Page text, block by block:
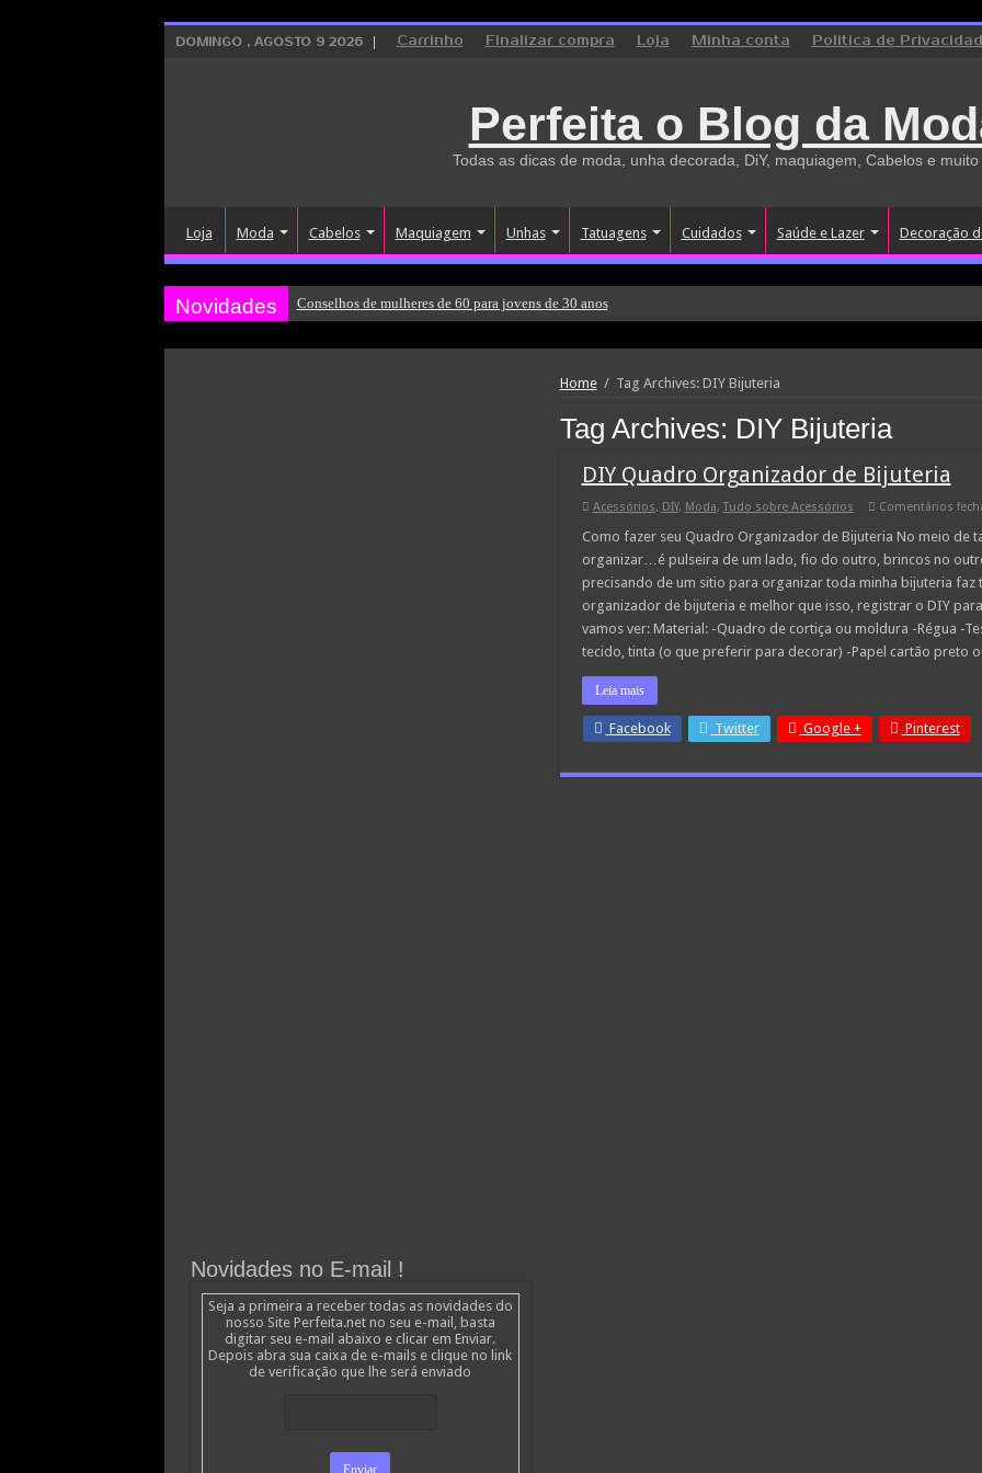
DOMINGO , AGOSTO 9 2026 Carrinho Finalizar compra Loja Minha conta Politica de
Perfeita o Blog da
Todas as dicas de moda, unha decorada, DiY, maquiagem, Cabelos e muito
Loja Moda Cabelos Maquiagem Unhas Tatuagens Cuidados Saúde e Lazer Decoração
Novidades Conselhos de mulheres de 60 para jovens de 30 anos
Home / Tag Archives: DIY Bijuteria
Tag Archives: DIY Bijuteria
DIY Quadro Organizador de Bijuteria
Acessórios, DIY, Moda, Tudo sobre Acessórios Comentários
Como fazer seu Quadro Organizador de Bijuteria No meio de
organizar…é pulseira de um lado, fio do outro, brincos no
precisando de um sitio para organizar toda minha bijuteria
organizador de bijuteria e melhor que isso, registrar o DIY
vamos ver: Material: -Quadro de cortiça ou moldura -Régua -
tecido, tinta (o que preferir para decorar) -Papel cartão preto
Leia mais
Facebook Twitter Google + Pinterest
Novidades no E-mail !
Seja a primeira a receber todas as novidades do
nosso Site Perfeita.net no seu e-mail, basta
digitar seu e-mail abaixo e clicar em Enviar.
Depois abra sua caixa de e-mails e clique no link
de verificação que lhe será enviado